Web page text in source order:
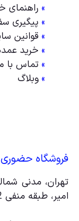
» راهنمای
» پیگیری
» قوانین
» خرید
» تماس با
» وبلاگ
فروشگاه حضوری
تهران، مدنی
امیر، طبقه منفی 2، پلاک 24، احسان مارکت